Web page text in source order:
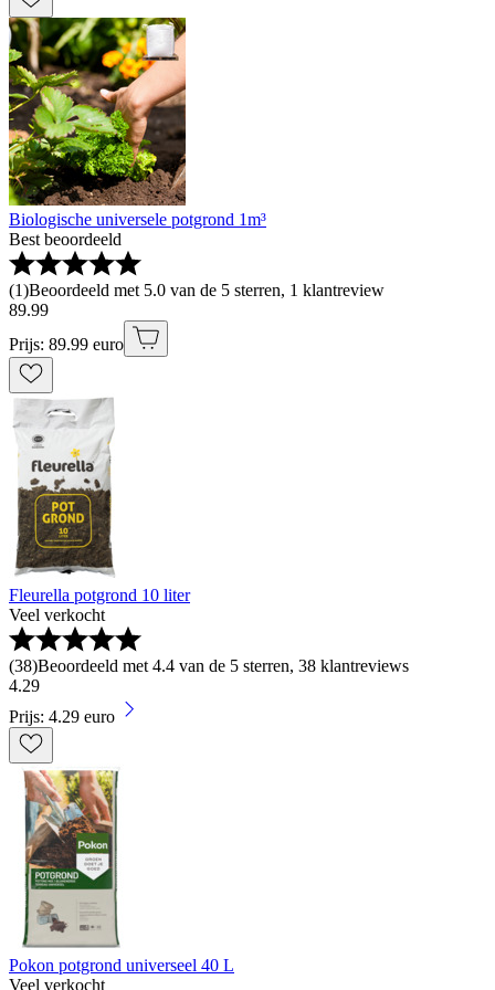
Biologische universele potgrond 1m³
Best beoordeeld
(1)Beoordeeld met 5.0 van de 5 sterren, 1 klantreview
89.99
Prijs: 89.99 euro
Fleurella potgrond 10 liter
Veel verkocht
(38)Beoordeeld met 4.4 van de 5 sterren, 38 klantreviews
4.29
Prijs: 4.29 euro
Pokon potgrond universeel 40 L
Veel verkocht